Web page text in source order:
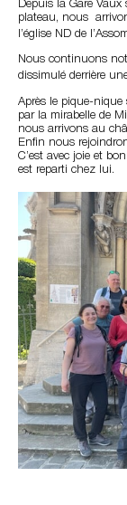
Depuis la Gare
plateau, nous
l’église ND de
Nous continuons
dissimulé derrière
Après le pique-
par la mirabelle de
nous arrivons au
Enfin nous
C’est avec joie et
est reparti chez lui.